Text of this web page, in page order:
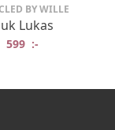
BY WILLE
Lukas
599 :-